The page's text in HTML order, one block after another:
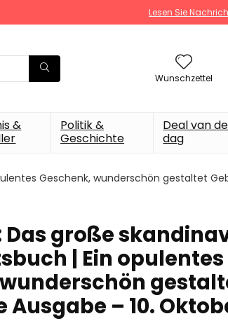
Lesen Sie
Wunschzettel
&
Politik &
Geschichte
Deal van de
dag
Geschenk, wunderschön gestaltet
große
| Ein opulentes
Ausgabe – 10.